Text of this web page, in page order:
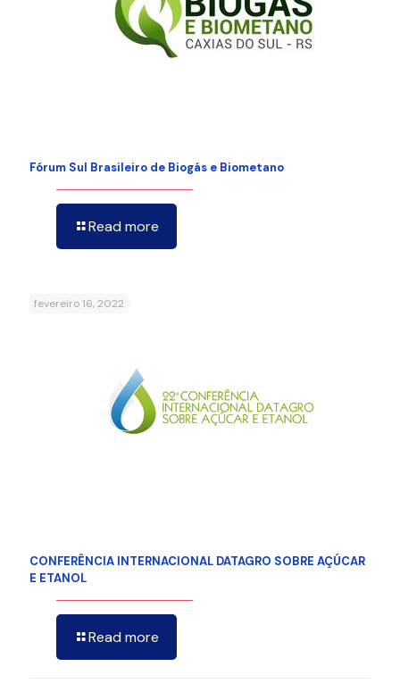
Fórum Sul Brasileiro de Biogás e Biometano
Read more
fevereiro 16, 2022
CONFERÊNCIA INTERNACIONAL DATAGRO SOBRE AÇÚCAR
E ETANOL
Read more